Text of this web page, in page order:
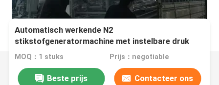
Automatisch werkende N2
stikstofgeneratormachine met instelbare druk
MOQ：1 stuks Prijs：negotiable
Beste prijs Contacteer ons